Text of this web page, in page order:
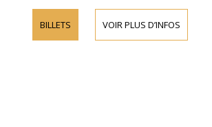
BILLETS VOIR PLUS D’INFOS